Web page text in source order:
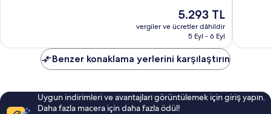
Güncel
fiyat:
5.293 TL
5.293 TL
vergiler ve ücretler dâhildir
5 Eyl - 6 Eyl
Benzer konaklama yerlerini karşılaştırın
Uygun indirimleri ve avantajları görüntülemek için giriş yapın.
Daha fazla macera için daha fazla ödül!